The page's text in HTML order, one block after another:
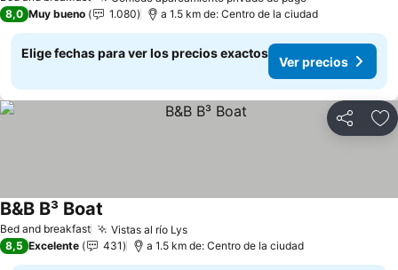
8,0 Muy bueno 1.080 a 1.5 km de: Centro de la ciudad
Elige fechas para ver los precios exactos
Ver precios
Compartir
Bed and breakfast Vistas al río Lys
B&B B³ Boat
8,5 Excelente 431 a 1.5 km de: Centro de la ciudad